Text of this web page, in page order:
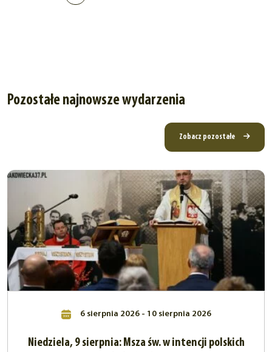
Pozostałe najnowsze wydarzenia
Zobacz pozostałe
6 sierpnia 2026 - 10 sierpnia 2026
Niedziela, 9 sierpnia: Msza św. w intencji polskich